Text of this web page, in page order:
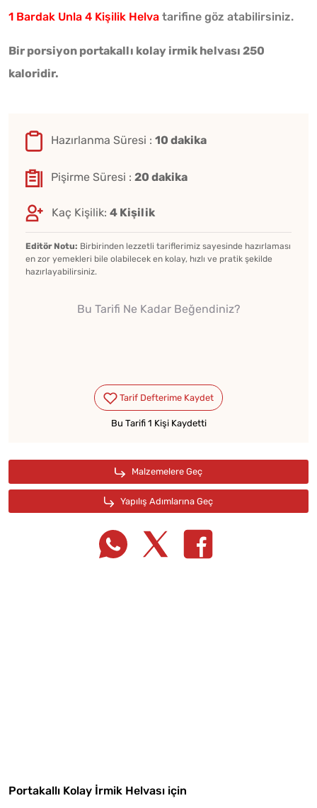
1 Bardak Unla 4 Kişilik Helva tarifine göz atabilirsiniz.
Bir porsiyon portakallı kolay irmik helvası 250
kaloridir.
Hazırlanma Süresi : 10 dakika
Pişirme Süresi : 20 dakika
Kaç Kişilik: 4 Kişilik
Editör Notu: Birbirinden lezzetli tariflerimiz sayesinde hazırlaması
en zor yemekleri bile olabilecek en kolay, hızlı ve pratik şekilde
hazırlayabilirsiniz.
Bu Tarifi Ne Kadar Beğendiniz?
Bu Tarifi 1 Kişi Kaydetti
Portakallı Kolay İrmik Helvası için